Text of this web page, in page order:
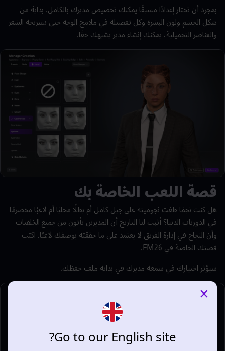
بمجرد أن تختار إعدادًا مسبقًا يمكنك تخصيص مديرك بالكامل. بداية من
شكل الجسم ولون البشرة وكل تفصيلة في ملامح الوجه حتى تسريحة الشعر
والعناصر التجميلية، يمكنك إنشاء مدير يشبهك حقًا.
قصة اللعب الخاصة بك
هل كنت نجمًا طغت نجوميته على جيل كامل أم بطلًا محليًا أم لاعبًا مخضرمًا
في الدوريات الدنيا؟ أثبت لنا التاريخ أن المديرين يأتون من جميع الخلفيات
وأن النجاح في إدارة الفريق لا يعتمد على ما حققته بوصفك لاعبًا. اكتب
قصتك الخاصة في FM26.
سيؤثر اختيارك في سمعة مديرك في بداية ملف حفظك.
Go to our English site?
×